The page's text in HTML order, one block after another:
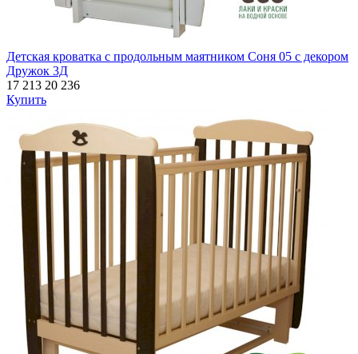
Детская кроватка с продольным маятником Соня 05 с декором
Дружок 3Д
17 213 20 236
Купить